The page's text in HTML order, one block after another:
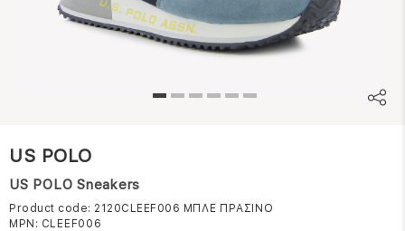
US POLO
US POLO Sneakers
Product code: 2120CLEEF006 ΜΠΛΕ ΠΡΑΣΙΝΟ
MPN: CLEEF006